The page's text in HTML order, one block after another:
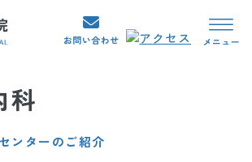
科
ンターのご紹介